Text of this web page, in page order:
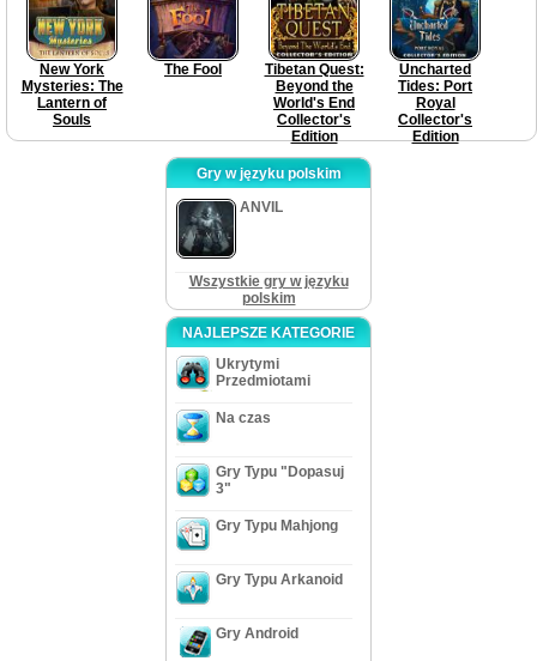
New York
Mysteries: The
Lantern of
Souls
The Fool
Tibetan Quest:
Beyond the
World's End
Collector's
Edition
Uncharted
Tides: Port
Royal
Collector's
Edition
Gry w języku polskim
ANVIL
Wszystkie gry w języku
polskim
NAJLEPSZE KATEGORIE
Ukrytymi
Przedmiotami
Na czas
Gry Typu "Dopasuj
3"
Gry Typu Mahjong
Gry Typu Arkanoid
Gry Android